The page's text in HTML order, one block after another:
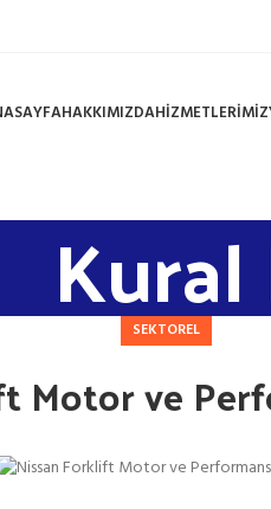
HAKKIMIZDAHİZMETLERİMİZ
SEKTOREL
Motor ve